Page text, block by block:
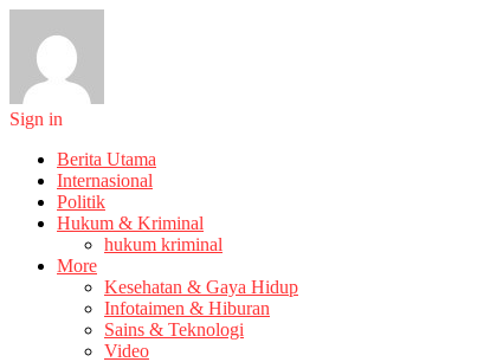
Sign in
Berita Utama
Internasional
Politik
Hukum & Kriminal
hukum kriminal
More
Kesehatan & Gaya Hidup
Infotaimen & Hiburan
Sains & Teknologi
Video